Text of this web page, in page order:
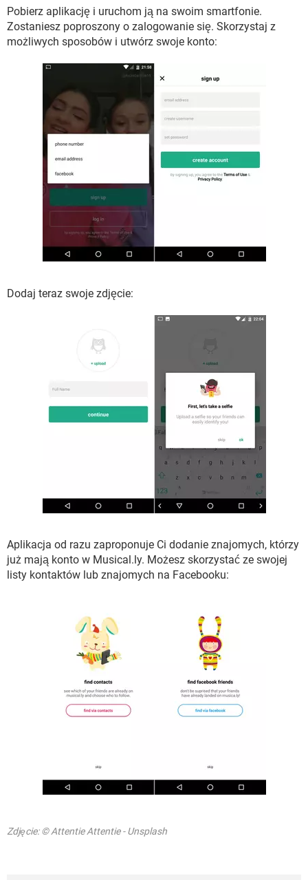
Pobierz aplikację i uruchom ją na swoim smartfonie.
Zostaniesz poproszony o zalogowanie się. Skorzystaj z
możliwych sposobów i utwórz swoje konto:
Dodaj teraz swoje zdjęcie:
Aplikacja od razu zaproponuje Ci dodanie znajomych, którzy
już mają konto w Musical.ly. Możesz skorzystać ze swojej
listy kontaktów lub znajomych na Facebooku:
Zdjęcie: © Attentie Attentie - Unsplash